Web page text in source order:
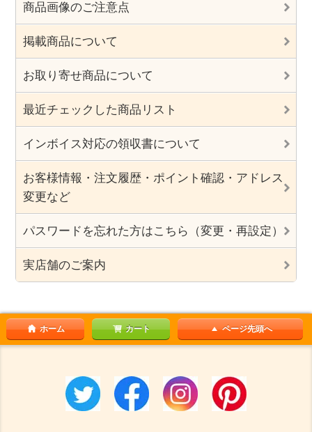
商品画像のご注意点
掲載商品について
お取り寄せ商品について
最近チェックした商品リスト
インボイス対応の領収書について
お客様情報・注文履歴・ポイント確認・アドレス
変更など
パスワードを忘れた方はこちら（変更・再設定）
実店舗のご案内
ホーム カート ページ先頭へ